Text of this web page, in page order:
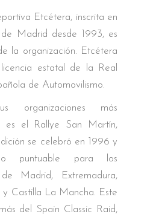
Etcétera, inscrita en
Madrid desde 1993, es
la organización. Etcétera
estatal de la Real
de Automovilismo.
organizaciones más
es el Rallye San Martín,
se celebró en 1996 y
puntuable para los
Madrid, Extremadura,
y Castilla La Mancha. Este
del Spain Classic Raid,